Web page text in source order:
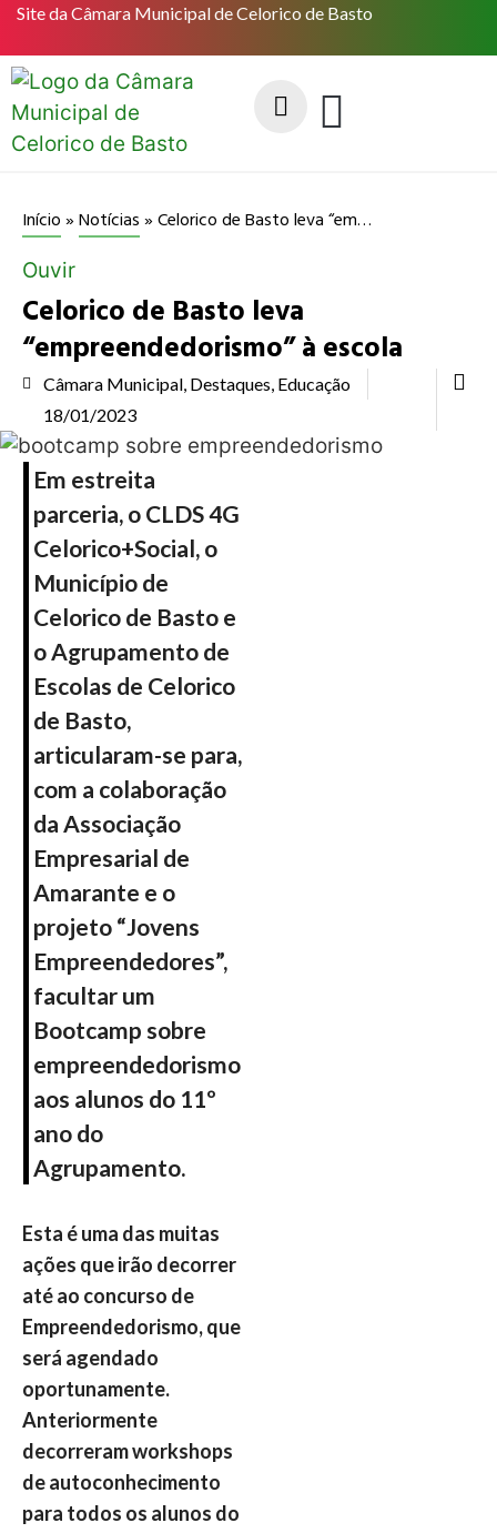
Site da Câmara Municipal de Celorico de Basto
Início»Notícias» Celorico de Basto leva “empreendedorismo” à escola
Ouvir
Celorico de Basto leva
“empreendedorismo” à escola
Câmara Municipal, Destaques, Educação
18/01/2023
Em estreita
parceria, o CLDS 4G
Celorico+Social, o
Município de
Celorico de Basto e
o Agrupamento de
Escolas de Celorico
de Basto,
articularam-se para,
com a colaboração
da Associação
Empresarial de
Amarante e o
projeto “Jovens
Empreendedores”,
facultar um
Bootcamp sobre
empreendedorismo
aos alunos do 11º
ano do
Agrupamento.
Esta é uma das muitas
ações que irão decorrer
até ao concurso de
Empreendedorismo, que
será agendado
oportunamente.
Anteriormente
decorreram workshops
de autoconhecimento
para todos os alunos do